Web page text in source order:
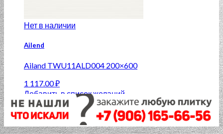
Нет в наличии
Ailend
Ailand TWU11ALD004 200×600
1 117.00₽
Добавить в список желаний